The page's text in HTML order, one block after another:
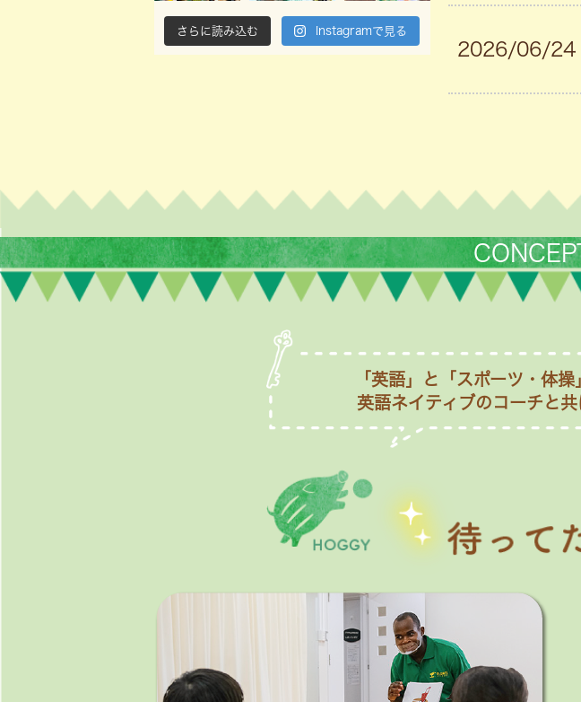
さらに読み込む Instagramで見る
2026/06/24
「英語」と「スポーツ・体操
英語ネイティブのコーチと共